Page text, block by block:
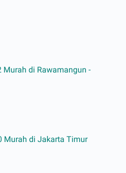
Murah di Rawamangun -
Murah di Jakarta Timur